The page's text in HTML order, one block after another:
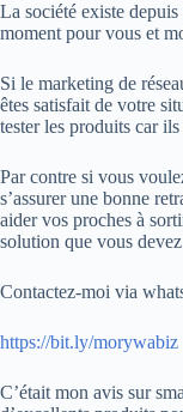
La société existe depuis
moment pour vous et
Si le marketing de
êtes satisfait de votre
tester les produits car
Par contre si vous
s’assurer une bonne
aider vos proches à
solution que vous
Contactez-moi via
https://bit.ly/morywabiz
C’était mon avis sur